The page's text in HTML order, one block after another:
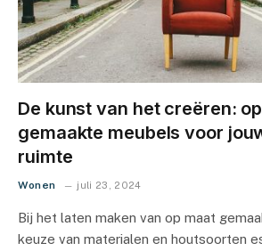
De kunst van het creëren:
gemaakte meubels voor
ruimte
Wonen juli 23, 2024
Bij het laten maken van op maat
keuze van materialen en houtsoorten